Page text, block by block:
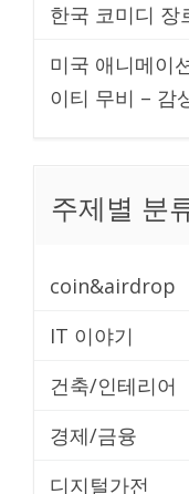
한국 코미디 장
미국 애니메이
이티 무비 – 감
주제별 분
coin&airdrop
IT 이야기
건축/인테리어
경제/금융
디지털가전